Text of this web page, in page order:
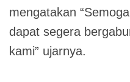
mengatakan
dapat segera
kami” ujarnya.